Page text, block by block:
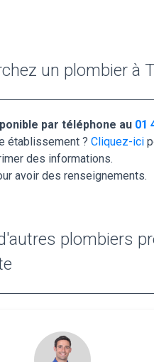
un plombier à
par téléphone au 01
établissement ? Cliquez-ici
des informations.
avoir des renseignements.
plombiers